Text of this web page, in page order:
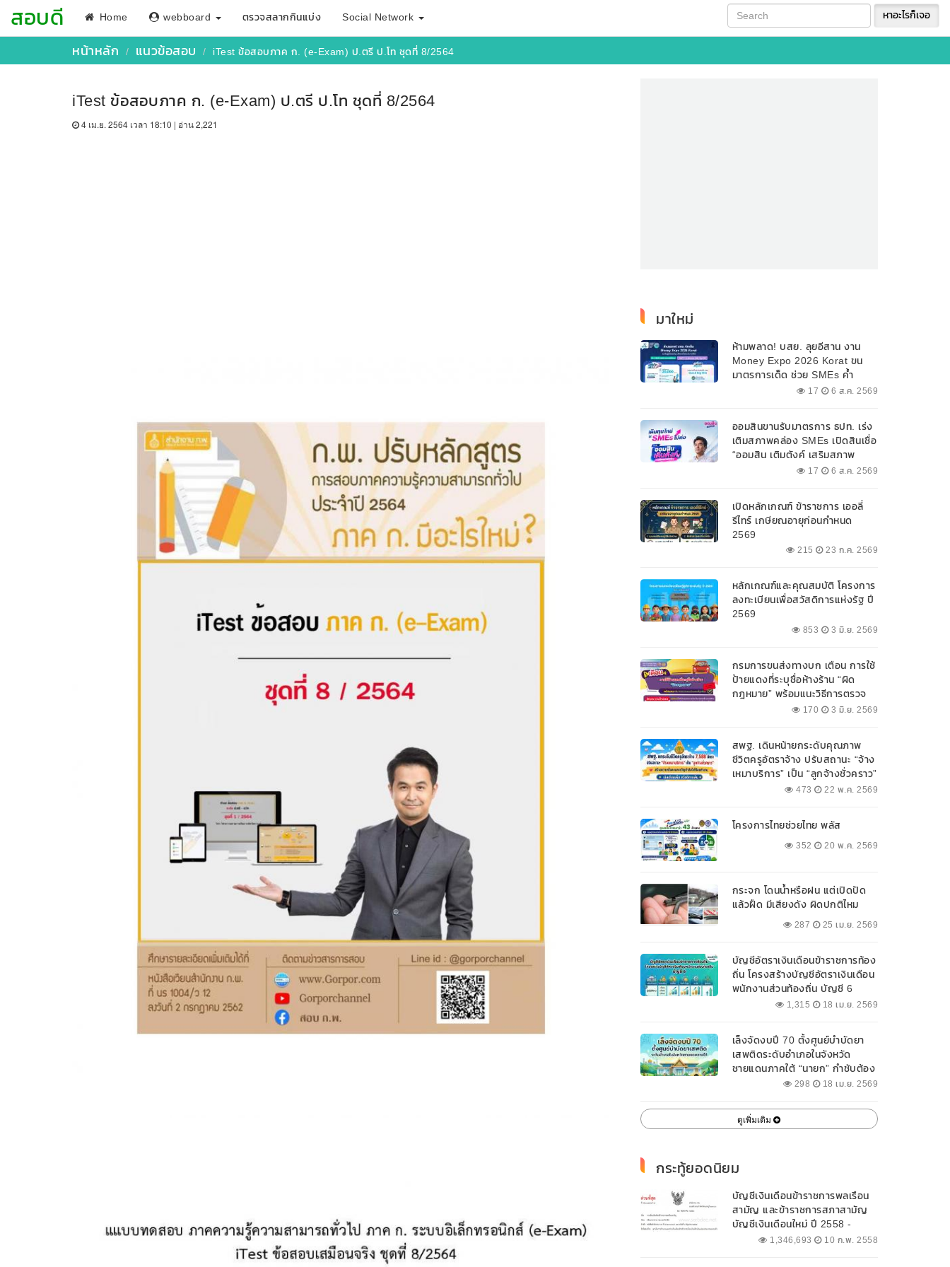
สอบดี Home webboard ตรวจสลากกินแบ่ง Social Network หาอะไรก็เจอ
หน้าหลัก แนวข้อสอบ iTest ข้อสอบภาค ก. (e-Exam) ป.ตรี ป.โท ชุดที่ 8/2564
iTest ข้อสอบภาค ก. (e-Exam) ป.ตรี ป.โท ชุดที่ 8/2564
4 เม.ย. 2564 เวลา 18:10 | อ่าน 2,221
มาใหม่
ห้ามพลาด! บสย. ลุยอีสาน งาน
Money Expo 2026 Korat ขน
มาตรการเด็ด ช่วย SMEs ค้ำ
ประกันสินเชื่อ-แก้หนี้ 7-9 ส.ค. 69
17 6 ส.ค. 2569
ออมสินขานรับมาตรการ ธปท. เร่ง
เติมสภาพคล่อง SMEs เปิดสินเชื่อ
“ออมสิน เติมตังค์ เสริมสภาพ
คล่อง” วงเงินรวม 2,000
วงเงินกู้สูงสุด 100% ของหลัก
ประกัน ผ่อนนานสูงสุด 10 ปี
17 6 ส.ค. 2569
เปิดหลักเกณฑ์ ข้าราชการ เออลี่
รีไทร์ เกษียณอายุก่อนกำหนด
2569
215 23 ก.ค. 2569
หลักเกณฑ์และคุณสมบัติ โครงการ
ลงทะเบียนเพื่อสวัสดิการแห่งรัฐ ปี
2569
853 3 มิ.ย. 2569
กรมการขนส่งทางบก เตือน การใช้
ป้ายแดงที่ระบุชื่อห้างร้าน “ผิด
กฎหมาย” พร้อมแนะวิธีการตรวจ
สอบป้ายแดงที่ถูกต้อง
170 3 มิ.ย. 2569
สพฐ. เดินหน้ายกระดับคุณภาพ
ชีวิตครูอัตราจ้าง ปรับสถานะ “จ้าง
เหมาบริการ” เป็น “ลูกจ้างชั่วคราว”
473 22 พ.ค. 2569
โครงการไทยช่วยไทย พลัส
352 20 พ.ค. 2569
กระจก โดนน้ำหรือฝน แต่เปิดปัด
แล้วฝืด มีเสียงดัง ผิดปกติไหม
287 25 เม.ย. 2569
บัญชีอัตราเงินเดือนข้าราชการท้อง
ถิ่น โครงสร้างบัญชีอัตราเงินเดือน
พนักงานส่วนท้องถิ่น บัญชี 6
1,315 18 เม.ย. 2569
เล็งจัดงบปี 70 ตั้งศูนย์บำบัดยา
เสพติดระดับอำเภอในจังหวัด
ชายแดนภาคใต้ “นายก” กำชับต้อง
ออกแบบเฉพาะให้สอดคล้องกับ
298 18 เม.ย. 2569
ดูเพิ่มเติม
กระทู้ยอดนิยม
บัญชีเงินเดือนข้าราชการพลเรือน
สามัญ และข้าราชการสภาสามัญ
บัญชีเงินเดือนใหม่ ปี 2558 -
2562 ปัจจุบัน1,346,693 10 ก.พ. 2558